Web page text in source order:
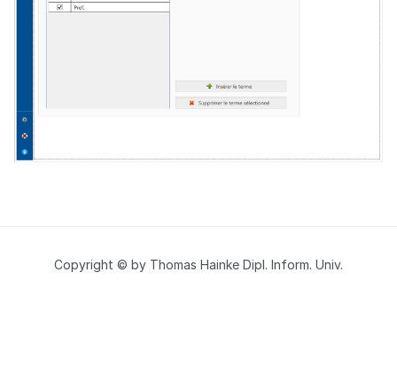
Copyright © by Thomas Hainke Dipl. Inform. Univ.